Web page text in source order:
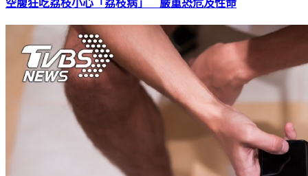
空腹狂吃荔枝小心「荔枝病」 嚴重恐危及性命